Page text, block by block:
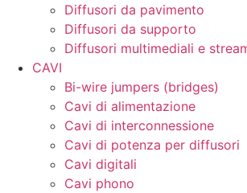
Diffusori da pavimento
Diffusori da supporto
Diffusori multimediali e
CAVI
Bi-wire jumpers (bridges)
Cavi di alimentazione
Cavi di interconnessione
Cavi di potenza per diffusori
Cavi digitali
Cavi phono